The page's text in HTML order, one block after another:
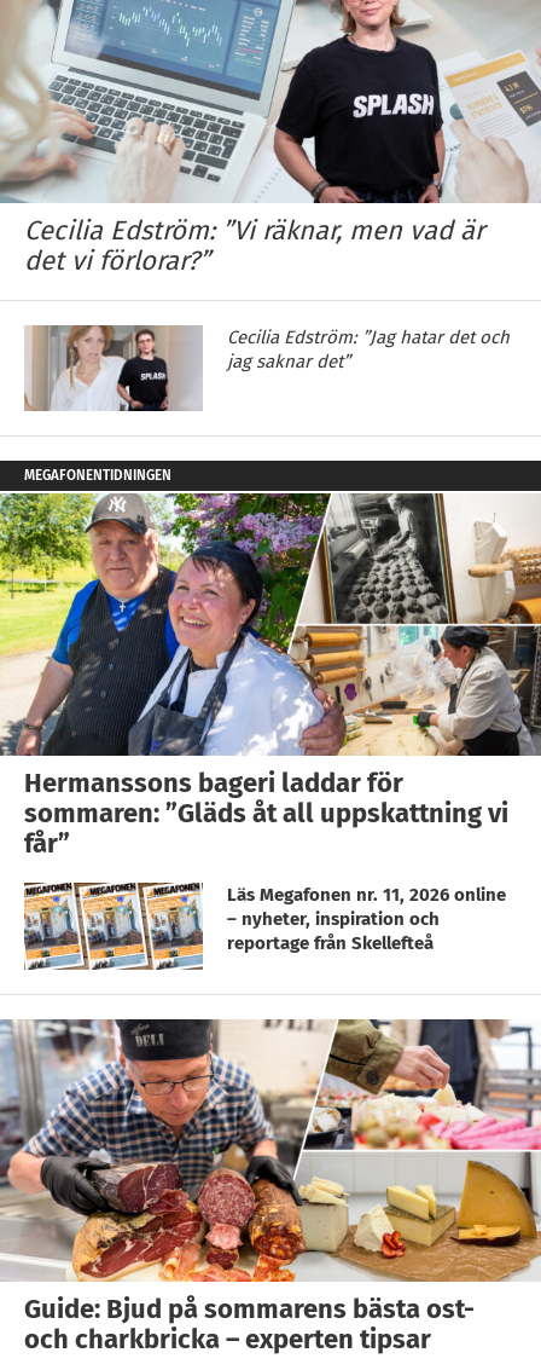
Cecilia Edström: ”Vi räknar, men vad är
det vi förlorar?”
Cecilia Edström: ”Jag hatar det och
jag saknar det”
MEGAFONENTIDNINGEN
Hermanssons bageri laddar för
sommaren: ”Gläds åt all uppskattning vi
får”
Läs Megafonen nr. 11, 2026 online
– nyheter, inspiration och
reportage från Skellefteå
Guide: Bjud på sommarens bästa ost-
och charkbricka – experten tipsar